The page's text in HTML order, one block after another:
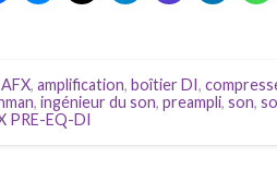
AFX, amplification, boîtier DI,
, ingénieur du son, preampli, son,
PRE-EQ-DI